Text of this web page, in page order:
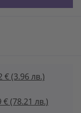
€(3.96 лв.)
(78.21 лв.)